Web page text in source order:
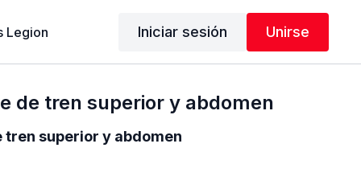
Legion Iniciar sesión Unirse
de tren superior y abdomen
tren superior y abdomen